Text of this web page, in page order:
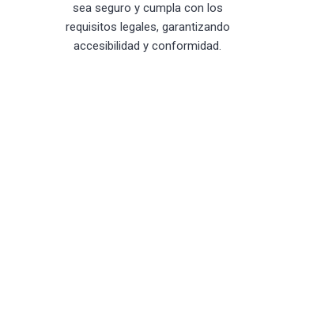
sea seguro y cumpla con los
requisitos legales, garantizando
accesibilidad y conformidad.